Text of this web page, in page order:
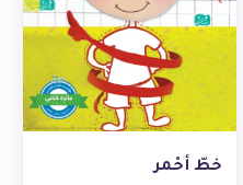
خطّ أحْمر